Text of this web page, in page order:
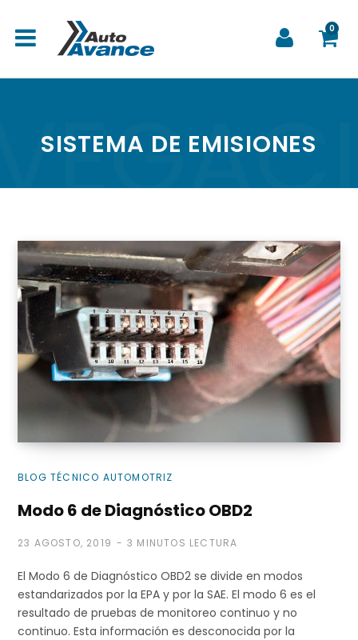
0
a
r
r
SISTEMA DE EMISIONES
BLOG TÉCNICO AUTOMOTRIZ
Modo 6 de Diagnóstico OBD2
23 AGOSTO, 2019 3 MINUTOS LECTURA
El Modo 6 de Diagnóstico OBD2 se divide en modos
estandarizados por la EPA y por la SAE. El modo 6 es el
resultado de pruebas de monitoreo continuo y no
continuo. Esta información es desconocida por la